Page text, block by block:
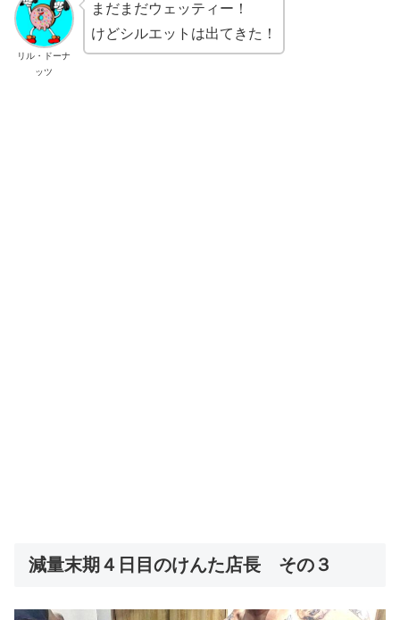
リル・ドーナ
ッツ
まだまだウェッティー！
けどシルエットは出てきた！
減量末期４日目のけんた店長 その３